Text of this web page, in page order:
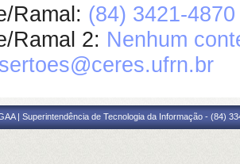
Ramal: (84) 3421-4870
Ramal 2: Nenhum
sertoes@ceres.ufrn.br
| Superintendência de Tecnologia da Informação - (84)